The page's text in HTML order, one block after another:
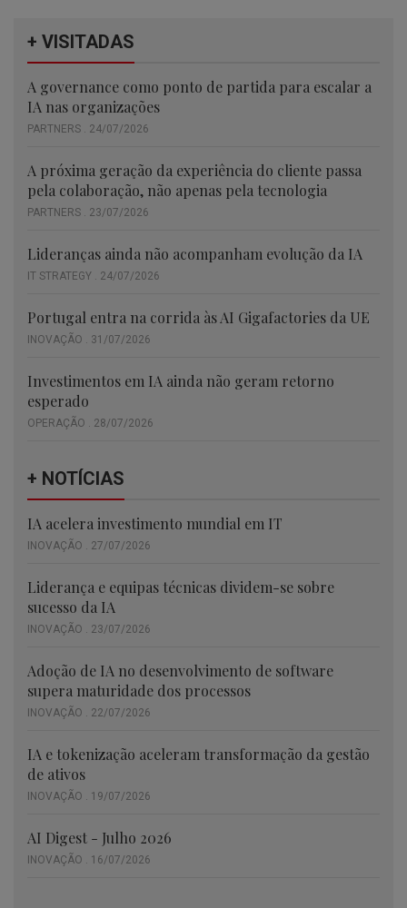
+ VISITADAS
A governance como ponto de partida para escalar a
IA nas organizações
PARTNERS . 24/07/2026
A próxima geração da experiência do cliente passa
pela colaboração, não apenas pela tecnologia
PARTNERS . 23/07/2026
Lideranças ainda não acompanham evolução da IA
IT STRATEGY . 24/07/2026
Portugal entra na corrida às AI Gigafactories da UE
INOVAÇÃO . 31/07/2026
Investimentos em IA ainda não geram retorno
esperado
OPERAÇÃO . 28/07/2026
+ NOTÍCIAS
IA acelera investimento mundial em IT
INOVAÇÃO . 27/07/2026
Liderança e equipas técnicas dividem-se sobre
sucesso da IA
INOVAÇÃO . 23/07/2026
Adoção de IA no desenvolvimento de software
supera maturidade dos processos
INOVAÇÃO . 22/07/2026
IA e tokenização aceleram transformação da gestão
de ativos
INOVAÇÃO . 19/07/2026
AI Digest - Julho 2026
INOVAÇÃO . 16/07/2026